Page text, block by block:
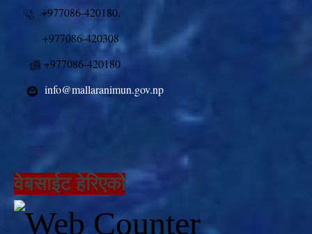
+977086-420180,
+977086-420308
+977086-420180
info@mallaranimun.gov.np
वेबसाईट हेरिएको